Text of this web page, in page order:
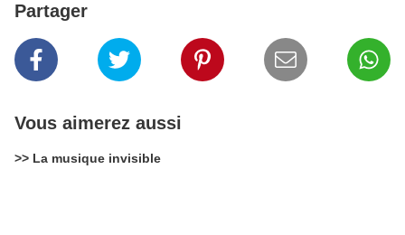
Partager
Vous aimerez aussi
>> La musique invisible